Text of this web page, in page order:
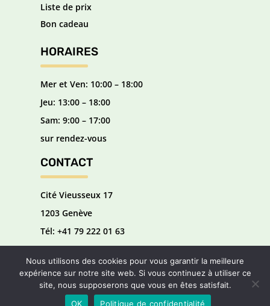
Liste de prix
Bon cadeau
HORAIRES
Mer et Ven: 10:00 – 18:00
Jeu: 13:00 – 18:00
Sam: 9:00 – 17:00
sur rendez-vous
CONTACT
Cité Vieusseux 17
1203 Genève
Tél: ‭+41 79 222 01 63‬
Email:beautyroomfs@gmail.com
Nous utilisons des cookies pour vous garantir la meilleure
expérience sur notre site web. Si vous continuez à utiliser ce
site, nous supposerons que vous en êtes satisfait.
OK
Politique de confidentialité